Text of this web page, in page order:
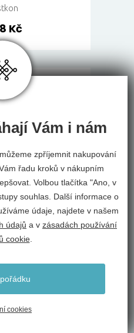
Kč
bílý
Kč
Vám i nám
zpříjemnit nakupování
řadu kroků v nákupním
Volbou tlačítka "Ano, v
souhlas. Další informace o
údaje, najdete v našem
údajů a v zásadách používání
cookie.
cookies